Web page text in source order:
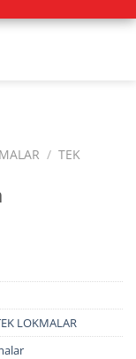
/ TEK
LOKMALAR